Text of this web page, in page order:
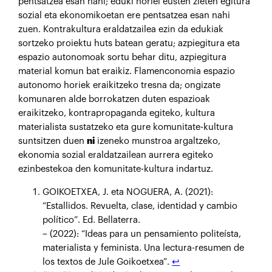
sozial eta ekonomikoetan ere pentsatzea esan nahi
zuen. Kontrakultura eraldatzailea ezin da edukiak
sortzeko proiektu huts batean geratu; azpiegitura eta
espazio autonomoak sortu behar ditu, azpiegitura
material komun bat eraikiz. Flamenconomia espazio
autonomo horiek eraikitzeko tresna da; ongizate
komunaren alde borrokatzen duten espazioak
eraikitzeko, kontrapropaganda egiteko, kultura
materialista sustatzeko eta gure komunitate-kultura
suntsitzen duenni izeneko munstroa argaltzeko,
ekonomia sozial eraldatzailean aurrera egiteko
ezinbestekoa den komunitate-kultura indartuz.
GOIKOETXEA, J. eta NOGUERA, A. (2021):
“Estallidos. Revuelta, clase, identidad y cambio
político”. Ed. Bellaterra.
– (2022): “Ideas para un pensamiento politeísta,
materialista y feminista. Una lectura-resumen de
los textos de Jule Goikoetxea”.↩︎